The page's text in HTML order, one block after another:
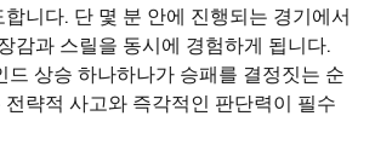
니다. 단 몇 분 안에 진행되는 경기에서
감과 스릴을 동시에 경험하게 됩니다.
드 상승 하나하나가 승패를 결정짓는 순
략적 사고와 즉각적인 판단력이 필수